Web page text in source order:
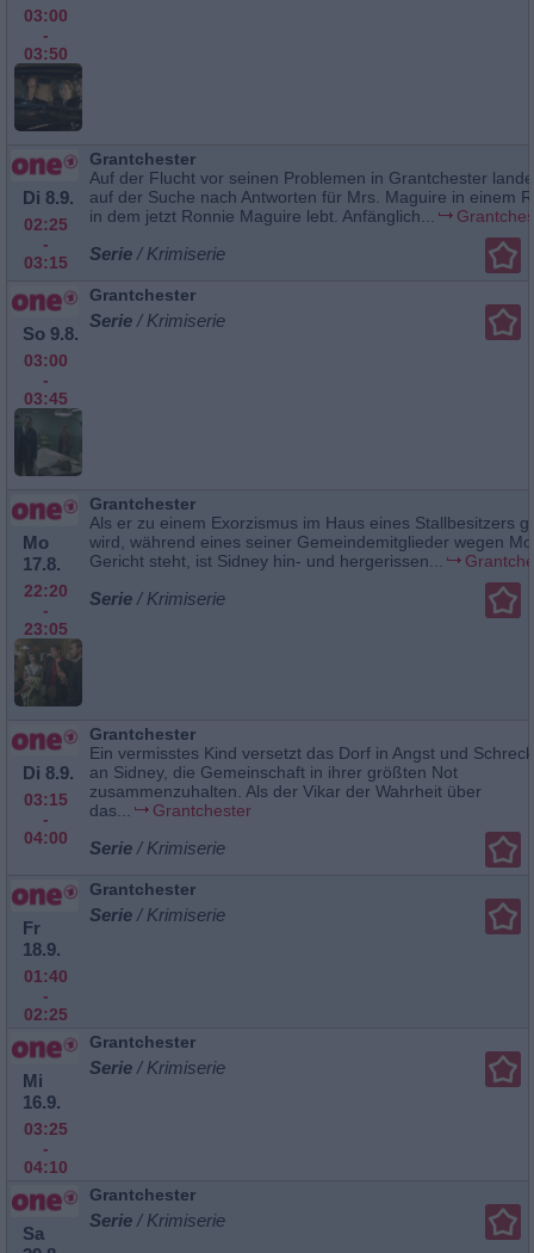
03:00
-
03:50
Di 8.9.
02:25
-
03:15
Grantchester
Auf der Flucht vor seinen Problemen in Grantchester
auf der Suche nach Antworten für Mrs. Maguire in einem
in dem jetzt Ronnie Maguire lebt. Anfänglich...
Serie / Krimiserie
So 9.8.
03:00
-
03:45
Grantchester
Serie / Krimiserie
Mo
17.8.
22:20
-
23:05
Grantchester
Als er zu einem Exorzismus im Haus eines Stallbesitzers
wird, während eines seiner Gemeindemitglieder wegen
Gericht steht, ist Sidney hin- und hergerissen...
Serie / Krimiserie
Di 8.9.
03:15
-
04:00
Grantchester
Ein vermisstes Kind versetzt das Dorf in Angst und
an Sidney, die Gemeinschaft in ihrer größten Not
zusammenzuhalten. Als der Vikar der Wahrheit über
das...
Grantchester
Serie / Krimiserie
Fr
18.9.
01:40
-
02:25
Grantchester
Serie / Krimiserie
Mi
16.9.
03:25
-
04:10
Grantchester
Serie / Krimiserie
Sa
Grantchester
Serie / Krimiserie